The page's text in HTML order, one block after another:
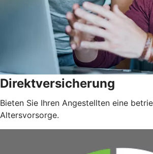
Direktversicherung
Bieten Sie Ihren Angestellten eine
Altersvorsorge.